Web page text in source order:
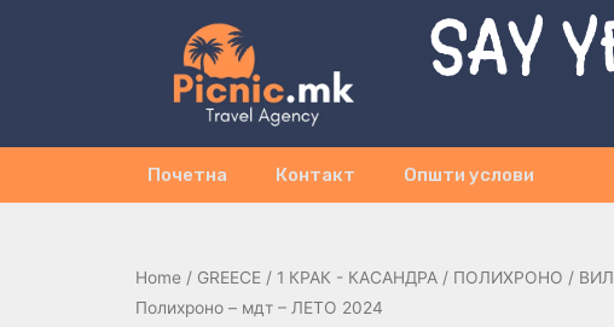
SAY
Почетна Контакт Општи услови
Home / GREECE / 1 КРАК - КАСАНДРА / ПОЛИХРОНО /
Полихроно – мдт – ЛЕТО 2024